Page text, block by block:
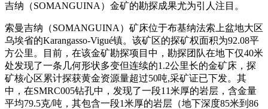
吉纳（SOMANGUINA）金矿的勘探成果尤为引人注目。
索曼吉纳（SOMANGUINA）矿床位于布基纳法索上盆地大区
乌埃省的Karangasso-Vigué镇。该矿区的探矿权面积为92.08平
方公里。目前，在该金矿勘探项目中，勘探团队在地下仅40米
处发现了一条几何形状多变但连续的1.2公里长的金矿床，探
矿核心区累计探获黄金资源量超过50吨,采矿证已下发。其
中，在SMRC005钻孔中，发现了一段11米厚的岩层，含金量
平均79.5克/吨，其包含一段1米厚的岩层（地下深度85米到86